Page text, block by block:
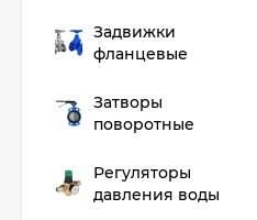
Задвижки
фланцевые
Затворы
поворотные
Регуляторы
давления воды